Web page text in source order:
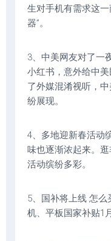
生对手机有需求这
器”。
3、中美网友对了一
小红书，意外给中
了外媒混淆视听，
纷展现。
4、多地迎新春活动
味也逐渐浓起来。
活动缤纷多彩。
5、国补将上线 怎
机、平板国家补贴1